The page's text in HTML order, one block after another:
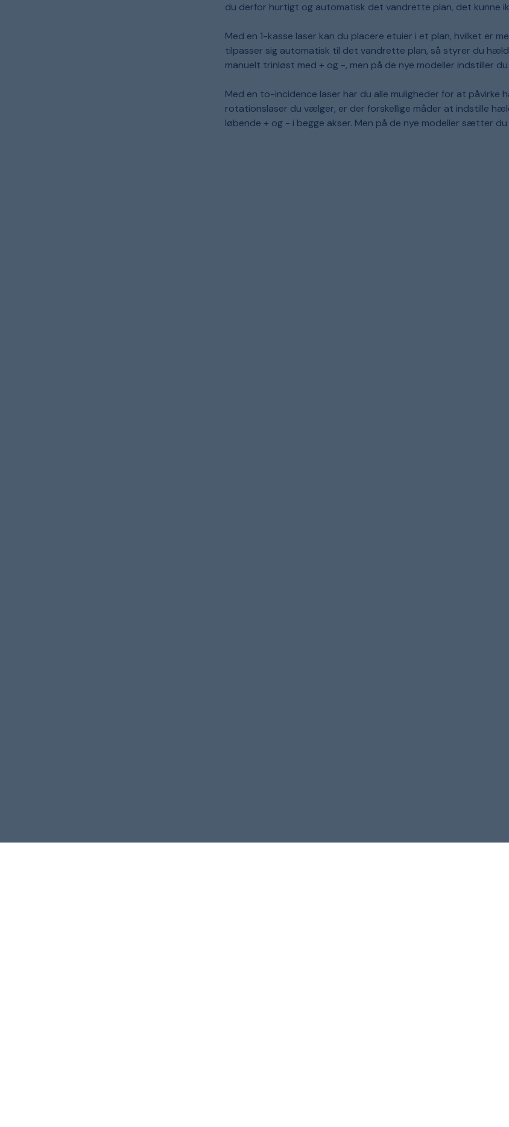
du derfor hurtigt og automatisk det vandrette plan, det kunne
Med en 1-kasse laser kan du placere etuier i et plan, hvilket er
tilpasser sig automatisk til det vandrette plan, så styrer du
manuelt trinløst med + og -, men på de nye modeller indstiller
Med en to-incidence laser har du alle muligheder for at
rotationslaser du vælger, er der forskellige måder at indstille
løbende + og - i begge akser. Men på de nye modeller sætter